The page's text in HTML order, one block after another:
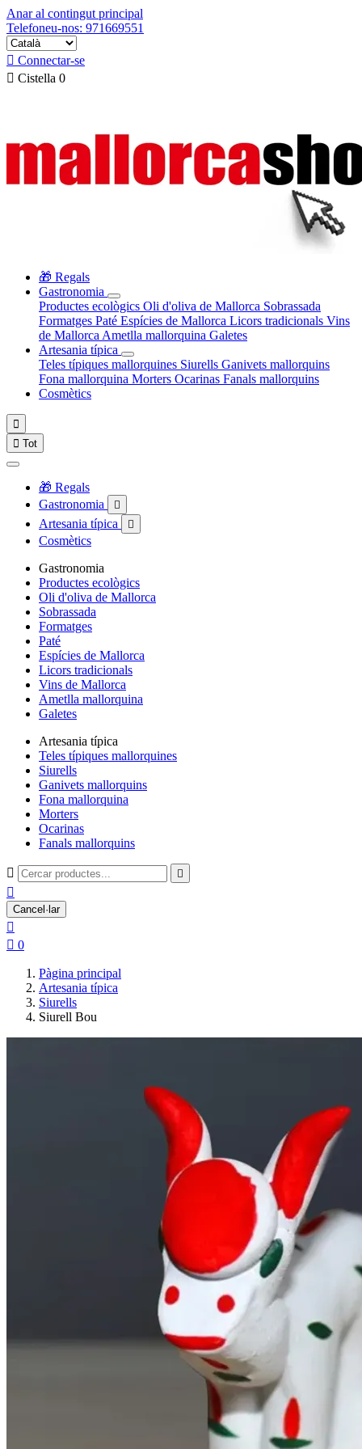
Anar al contingut principal
Telefoneu-nos: 971669551
 Connectar-se
 Cistella 0
🎁 Regals
Gastronomia
Productes ecològics Oli d'oliva de Mallorca Sobrassada
Formatges Paté Espícies de Mallorca Licors tradicionals Vins
de Mallorca Ametlla mallorquina Galetes
Artesania típica
Teles típiques mallorquines Siurells Ganivets mallorquins
Fona mallorquina Morters Ocarinas Fanals mallorquins
Cosmètics

 Tot
🎁 Regals
Gastronomia

Artesania típica 
Cosmètics
Gastronomia
Productes ecològics
Oli d'oliva de Mallorca
Sobrassada
Formatges
Paté
Espícies de Mallorca
Licors tradicionals
Vins de Mallorca
Ametlla mallorquina
Galetes
Artesania típica
Teles típiques mallorquines
Siurells
Ganivets mallorquins
Fona mallorquina
Morters
Ocarinas
Fanals mallorquins
 

Cancel·lar

 0
Pàgina principal
Artesania típica
Siurells
Siurell Bou